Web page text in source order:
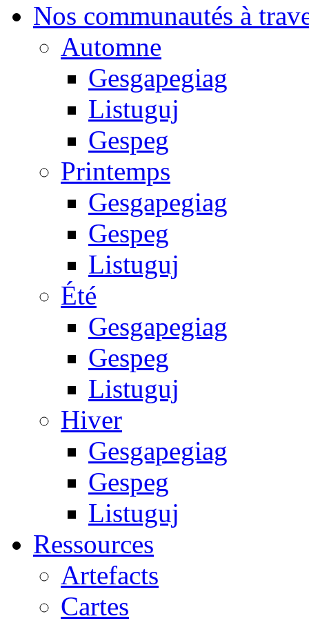
Nos communautés à
Automne
Gesgapegiag
Listuguj
Gespeg
Printemps
Gesgapegiag
Gespeg
Listuguj
Été
Gesgapegiag
Gespeg
Listuguj
Hiver
Gesgapegiag
Gespeg
Listuguj
Ressources
Artefacts
Cartes